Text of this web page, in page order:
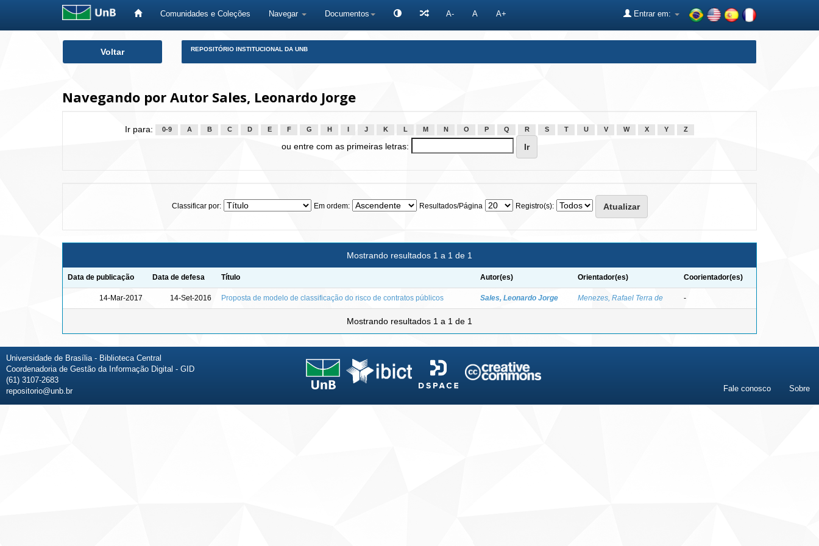
Comunidades e Coleções Navegar Documentos A- A A+ Entrar em:
Voltar REPOSITÓRIO INSTITUCIONAL DA UNB
Navegando por Autor Sales, Leonardo Jorge
Ir para: 0-9 A B C D E F G H J K L M N O P Q R S T U V W X Y Z
ou entre com as primeiras letras:
Classificar por: Em ordem: Resultados/Página Registro(s):
Mostrando resultados 1 a 1 de 1
Data de publicação Data de defesa Título Autor(es) Orientador(es) Coorientador(es)
14-Mar-2017 14-Set-2016 Proposta de modelo de classificação do risco de contratos públicos Sales, Leonardo Jorge Menezes, Rafael Terra de -
Mostrando resultados 1 a 1 de 1
Universidade de Brasília - Biblioteca Central
Coordenadoria de Gestão da Informação Digital - GID
(61) 3107-2683
repositorio@unb.br
Fale conosco Sobre